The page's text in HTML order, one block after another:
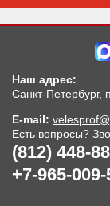
Наш адрес:
Санкт-Петербург,
E-mail:
Есть вопросы?
(812) 448-
+7-965-